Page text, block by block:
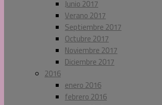
Junio 2017
Verano 2017
Septiembre 2017
Octubre 2017
Noviembre 2017
Diciembre 2017
2016
enero 2016
febrero 2016